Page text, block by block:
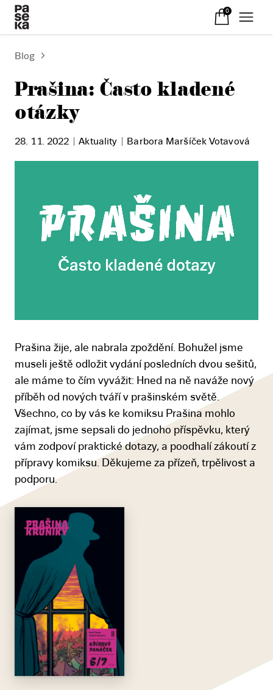
0
Blog
Prašina: Často kladené
otázky
28. 11. 2022 Aktuality Barbora Maršíček Votavová
Prašina žije, ale nabrala zpoždění. Bohužel jsme
museli ještě odložit vydání posledních dvou sešitů,
ale máme to čím vyvážit: Hned na ně naváže nový
příběh od nových tváří v prašinském světě.
Všechno, co by vás ke komiksu Prašina mohlo
zajímat, jsme sepsali do jednoho příspěvku, který
vám zodpoví praktické dotazy, a poodhalí zákoutí z
přípravy komiksu. Děkujeme za přízeň, trpělivost a
podporu.